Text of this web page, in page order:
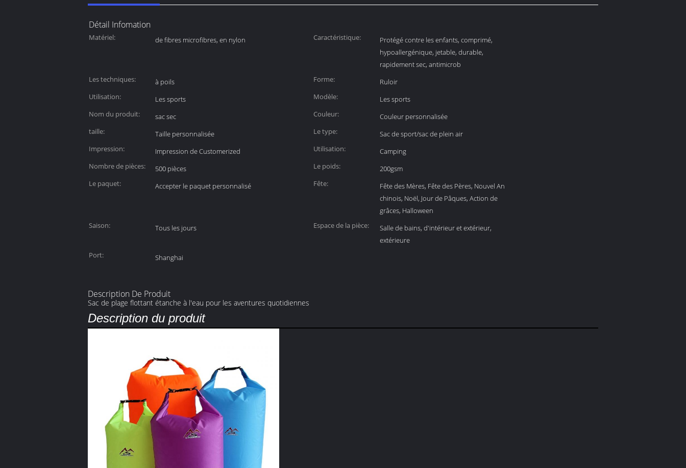
Détail Infomation
Matériel: de fibres microfibres, en nylon Caractéristique:
Protégé contre les enfants, comprimé,
hypoallergénique, jetable, durable,
rapidement sec, antimicrob
Les techniques:
à poils Forme:
Ruloir
Utilisation:
Les sports Modèle:
Les sports
Nom du produit:
sac sec Couleur:
Couleur personnalisée
taille:
Taille personnalisée Le type:
Sac de sport/sac de plein air
Impression:
Impression de Customerized Utilisation:
Camping
Nombre de pièces:
500 pièces Le poids:
200gsm
Le paquet:
Accepter le paquet personnalisé Fête:
Fête des Mères, Fête des Pères, Nouvel An
chinois, Noël, Jour de Pâques, Action de
grâces, Halloween
Saison:
Tous les jours Espace de la pièce:
Salle de bains, d'intérieur et extérieur,
extérieure
Port:
Shanghai
Description De Produit
Sac de plage flottant étanche à l'eau pour les aventures quotidiennes
Description du produit